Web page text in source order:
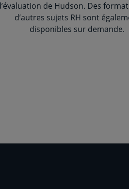
de Hudson. Des
d’autres sujets RH sont
disponibles sur demande.